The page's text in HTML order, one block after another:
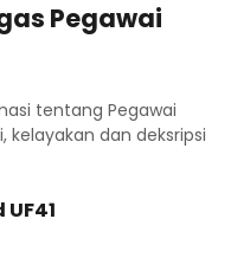
Pegawai
tentang Pegawai
kelayakan dan deksripsi